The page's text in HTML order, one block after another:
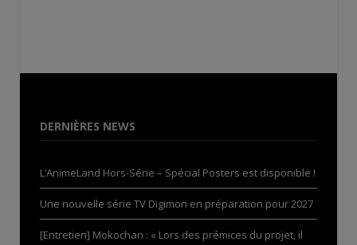
DERNIÈRES NEWS
L’AnimeLand Hors-Série – Spécial Posters est disponible !
Une nouvelle série TV Digimon en préparation pour 2027
[Entretien] Mokochan : « Lors des prémices du projet, il